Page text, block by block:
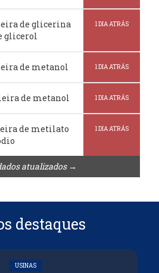
de glicerina
glicerol
1 DIA ATRÁS
de metanol 1 DIA ATRÁS
de metanol 1 DIA ATRÁS
de metilato
1 DIA ATRÁS
atualizados →
destaques
USINAS